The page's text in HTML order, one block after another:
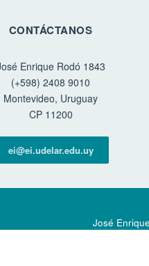
CONTÁCTANOS
Enrique Rodó 1843
(+598) 2408 9010
Montevideo, Uruguay
CP 11200
ei@ei.udelar.edu.uy
José